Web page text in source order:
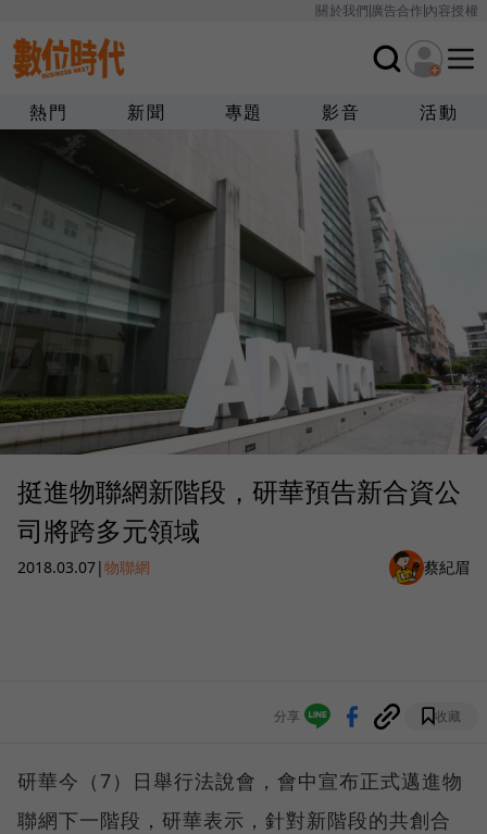
關於我們廣告合作內容授權
熱門 新聞 專題 影音 活動
挺進物聯網新階段，研華預告新合資公
司將跨多元領域
2018.03.07|物聯網 蔡紀眉
分享 收藏
研華今（7）日舉行法說會，會中宣布正式邁進物
聯網下一階段，研華表示，針對新階段的共創合